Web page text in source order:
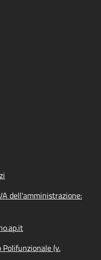
dell'amministrazione:
(v.